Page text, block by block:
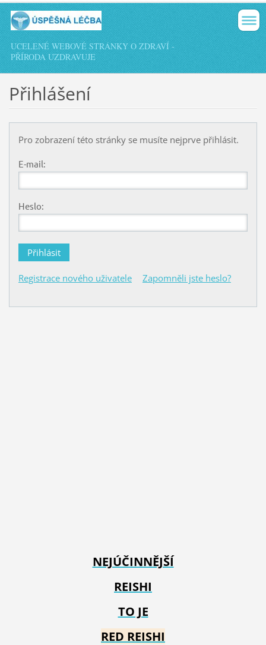
UCELENÉ WEBOVÉ STRÁNKY O ZDRAVÍ -
PŘÍRODA UZDRAVUJE
Přihlášení
Pro zobrazení této stránky se musíte nejprve přihlásit.
E-mail:
Heslo:
Registrace nového uživatele Zapomněli jste heslo?
NEJÚČINNĚJŠÍ
REISHI
TO JE
RED REISHI